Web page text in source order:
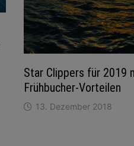
Star Clippers für 2019
Frühbucher-Vorteilen
13. Dezember 2018